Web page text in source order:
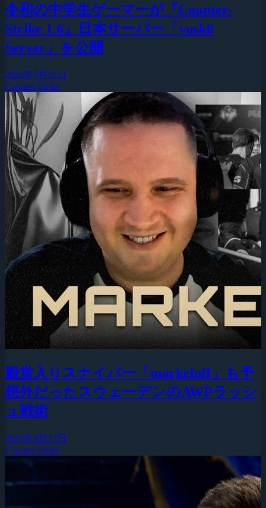
令和の中学生ゲーマーが『Counter-
Strike 1.6』日本サーバー「yusk0
Server」を公開
2026年7月31日
Counter-Strike
殿堂入りスナイパー「markeloff」も予
想外だったスウェーデンのAWPラッシ
ュ戦術
2026年4月27日
Counter-Strike